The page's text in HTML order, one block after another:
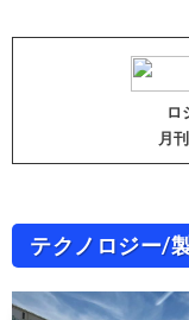
ロ
月
テクノロジー/